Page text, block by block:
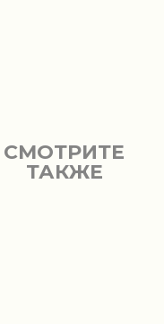
СМОТРИТЕ
ТАКЖЕ